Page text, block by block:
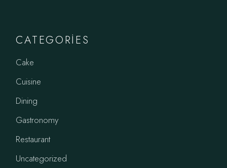
CATEGORIES
Cake
Cuisine
Dining
Gastronomy
Restaurant
Uncategorized